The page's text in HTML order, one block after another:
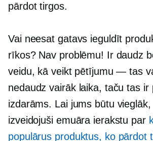
pārdot tirgos.
Vai neesat gatavs ieguldīt
rīkos? Nav problēmu! Ir daudz
veidu, kā veikt pētījumu — tas
nedaudz vairāk laika, taču tas ir
izdarāms. Lai jums būtu
izveidojuši emuāra ierakstu par
populārus produktus, ko pārdot